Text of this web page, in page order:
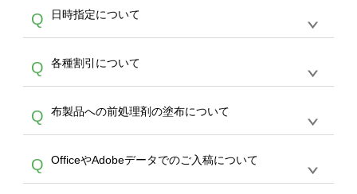
らの直接入稿には対応していません。AIで保存
し、デザインツールからアップロードして下さ
い）
スをご利用頂ければ、電話やFAX、メールなど
でご注文が可能です。
A
を作って欲しい。などの場合は、製作数量が
30個以上であれば、サポート担当が、デザイ
バッグコンシェル
サー
ビスをご利用ください。(※ 30個以下の場合
は、デザインツールをご利用ください)
Q 日時指定について
A
ん。発送後18時以降に配送業者・伝票番号を
メールでお知らせいたしますので、直接配送業
者にご連絡いただき調整をお願い致します。
Q 各種割引について
A
カート内で自動的に割引(最大50%)が適用され
ます。 【付与ポイント】購入金額の1％が1ポ
イントとして付与され、次回ご注文時に1ポイ
ント＝1円としてお使いいただけます。ポイン
トは発送完了の翌日に付与され、次回ご注文時
Q 布製品への前処理剤の塗布について
A
意点（前処理剤）】カラー生地（Tシャツのホ
ワイト、トートバッグのナチュラル、ホワイト
Q OfficeやAdobeデータでのご入稿について